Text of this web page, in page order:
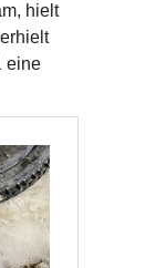
hielt
eine